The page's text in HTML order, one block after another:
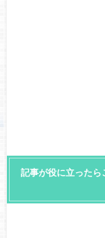
記事が役に立った